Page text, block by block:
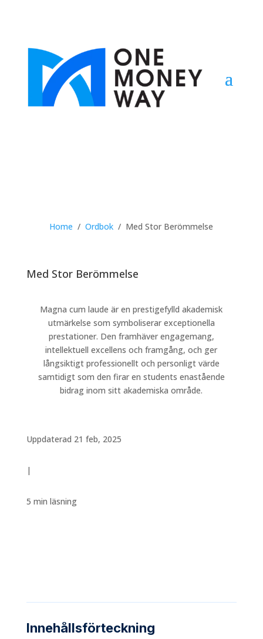
Home /Ordbok / Med Stor Berömmelse
Med Stor Berömmelse
Magna cum laude är en prestigefylld akademisk
utmärkelse som symboliserar exceptionella
prestationer. Den framhäver engagemang,
intellektuell excellens och framgång, och ger
långsiktigt professionellt och personligt värde
samtidigt som den firar en students enastående
bidrag inom sitt akademiska område.
Uppdaterad 21 feb, 2025
|
5 min läsning
Innehållsförteckning